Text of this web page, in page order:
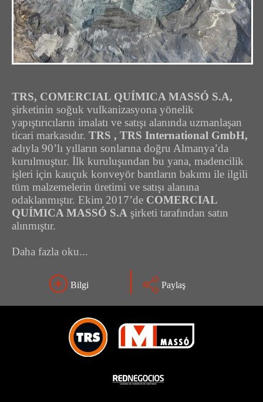
TRS, COMERCIAL QUÍMICA MASSÓ S.A,
şirketinin soğuk vulkanizasyona yönelik
yapıştırıcıların imalatı ve satışı alanında uzmanlaşan
ticari markasıdır. TRS , TRS International GmbH,
adıyla 90’lı yılların sonlarına doğru Almanya’da
kurulmuştur. İlk kuruluşundan bu yana, madencilik
işleri için kauçuk konveyör bantların bakımı ile ilgili
tüm malzemelerin üretimi ve satışı alanına
odaklanmıştır. Ekim 2017’de COMERCIAL
QUÍMICA MASSÓ S.A şirketi tarafından satın
alınmıştır.
Daha fazla oku...
Bilgi Paylaş